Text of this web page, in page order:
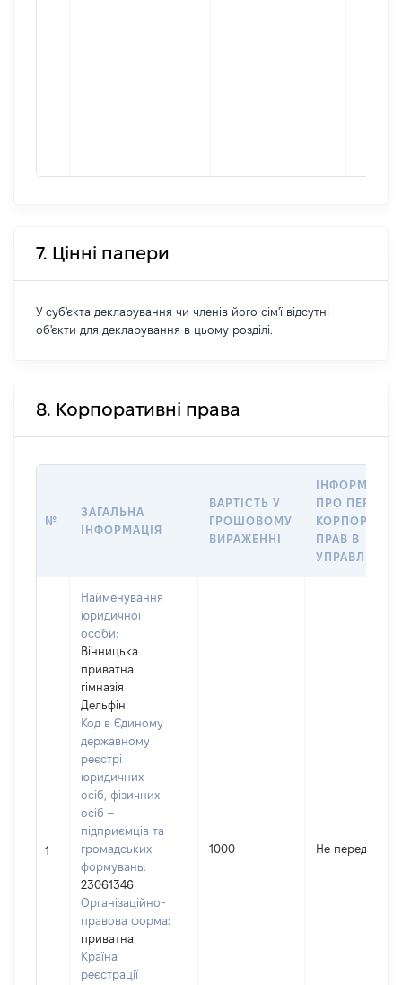
7. Цінні папери
У суб'єкта декларування чи членів його сім'ї відсутні
об'єкти для декларування в цьому розділі.
8. Корпоративні права
№
ЗАГАЛЬНА
ІНФОРМАЦІЯ
ВАРТІСТЬ У
ГРОШОВОМУ
ВИРАЖЕННІ
ІНФОРМАЦІЯ
ПРО
ПРАВ В
УПРАВЛІННЯ
1
Найменування
юридичної
особи:
Вінницька
приватна
гімназія
Дельфін
Код в Єдиному
державному
реєстрі
юридичних
осіб, фізичних
осіб –
підприємців та
громадських
формувань:
23061346
Організаційно-
правова форма:
приватна
Країна
реєстрації
1000 Не передано